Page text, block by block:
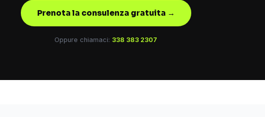
Prenota la consulenza gratuita →
Oppure chiamaci: 338 383 2307